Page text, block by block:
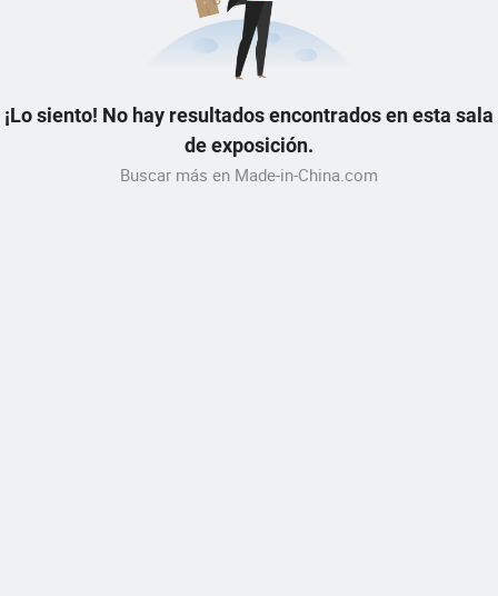
¡Lo siento! No hay resultados encontrados en esta sala
de exposición.
Buscar más en Made-in-China.com